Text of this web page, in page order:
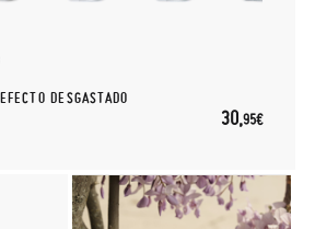
DESGASTADO
30,95€